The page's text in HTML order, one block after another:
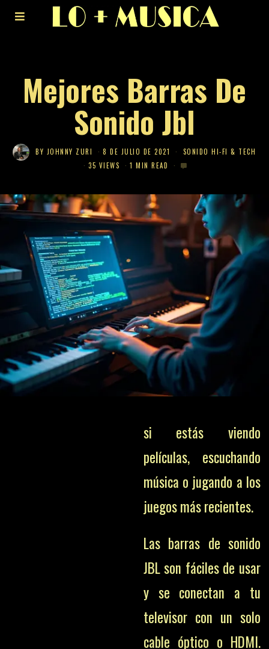
Mejores Barras De
Sonido Jbl
BY JOHNNY ZURI 8 DE JULIO DE 2021
SONIDO HI-FI & TECH
35 VIEWS
1 MIN READ
si estás viendo
películas, escuchando
música o jugando a los
juegos más recientes.
Las barras de sonido
JBL son fáciles de usar
y se conectan a tu
televisor con un solo
cable óptico o HDMI.